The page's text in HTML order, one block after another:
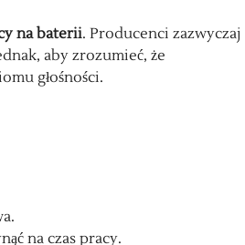
na baterii. Producenci zazwyczaj
aby zrozumieć, że
głośności.
na czas pracy.